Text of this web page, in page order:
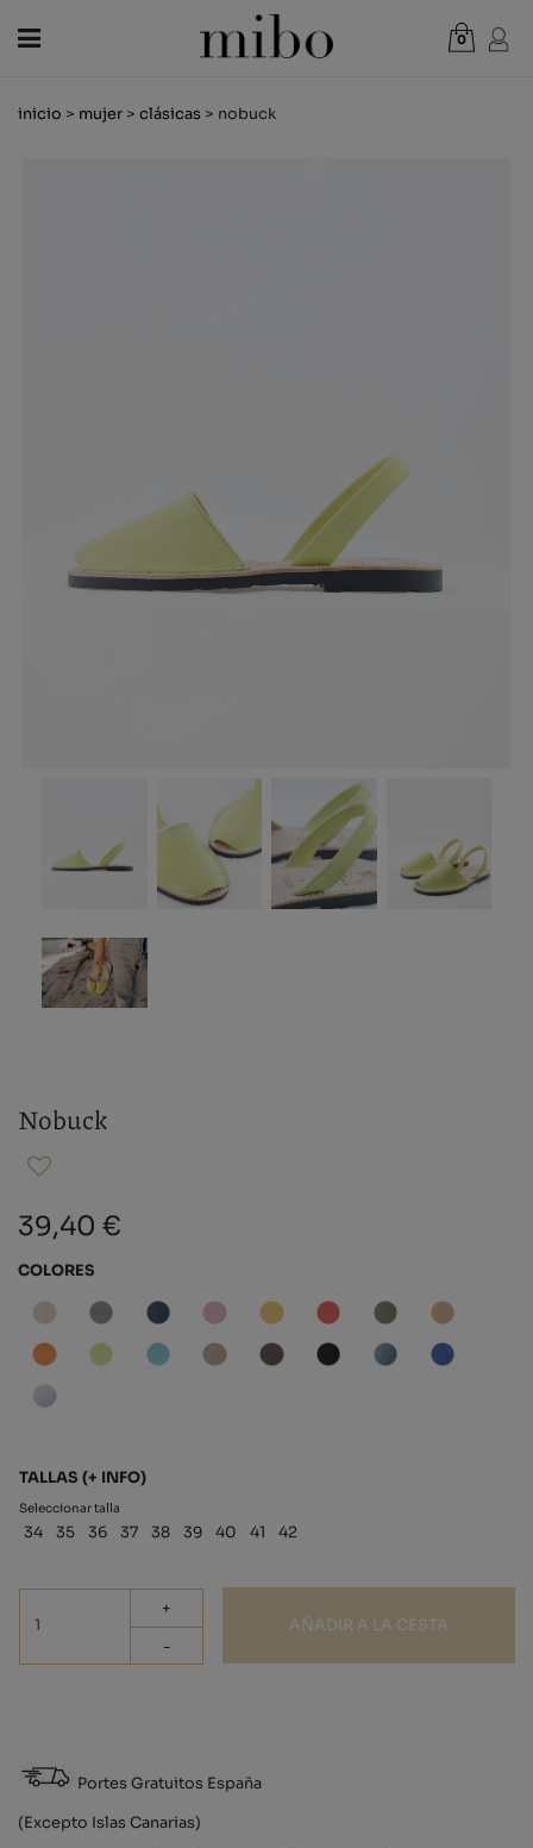
0
inicio > mujer > clásicas > nobuck
Nobuck
39,40 €
COLORES
TALLAS (+ INFO)
Seleccionar talla
34 35 36 37 38 39 40 41 42
+
-
AÑADIR A LA CESTA
Portes Gratuitos España
(Excepto Islas Canarias)